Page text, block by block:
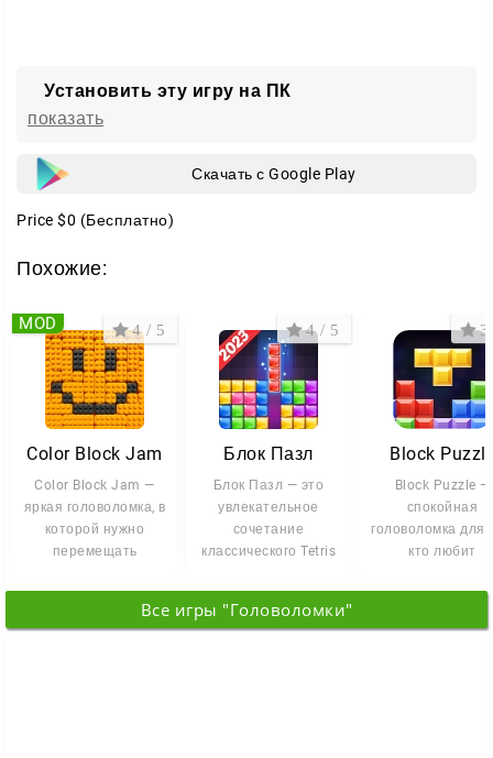
Установить эту игру на ПК
показать
Скачать с Google Play
Price $0 (Бесплатно)
Похожие:
Color Block Jam
Color Block Jam —
яркая головоломка, в
которой нужно
перемещать
сетке и отправлять
4 / 5
MOD
Блок Пазл
Блок Пазл — это
увлекательное
сочетание
классического Tetris
Sudoku. Размещайте
4 / 5
Block
Block Puzzle —
спокойная
головоломка для
кто любит
но без спешки.
3
Все игры "Головоломки"